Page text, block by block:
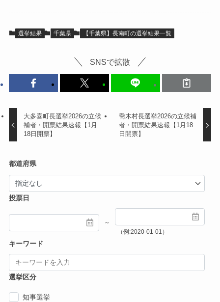
選挙結果 千葉県 【千葉県】長南町の選挙結果一覧
SNSで拡散
大多喜町長選挙2026の立候
補者・開票結果速報【1月
18日開票】
喬木村長選挙2026の立候補
者・開票結果速報【1月18
日開票】
都道府県
投票日
～
（例:2020-01-01）
キーワード
選挙区分
知事選挙